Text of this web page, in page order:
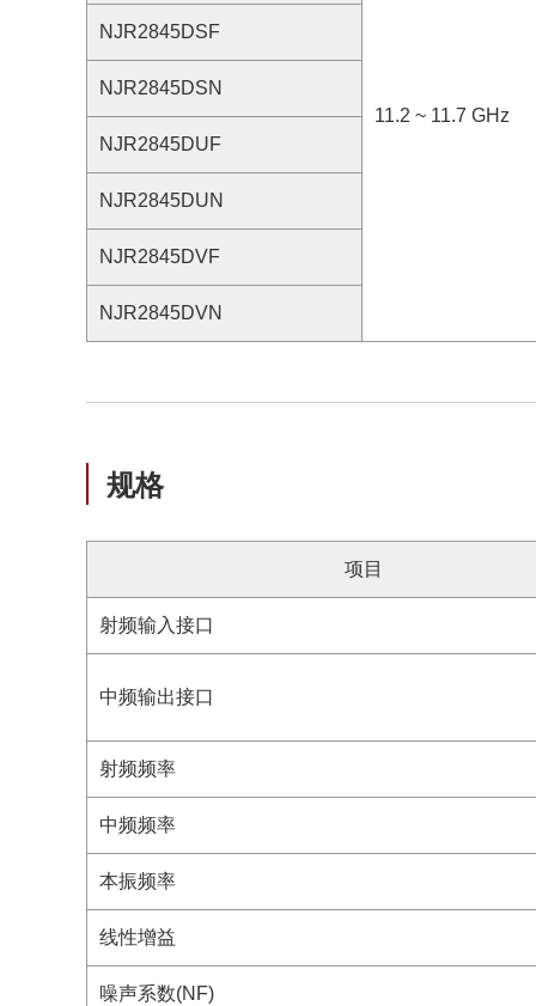
11.2 ~ 11.7 GHz
NJR2845DSF
NJR2845DSN
NJR2845DUF
NJR2845DUN
NJR2845DVF
NJR2845DVN
规格
项目
射频输入接口
中频输出接口
射频频率
中频频率
本振频率
线性增益
噪声系数(NF)